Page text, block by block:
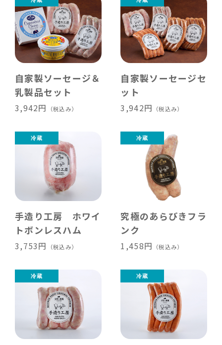
自家製ソーセージ＆
乳製品セット
3,942円 （税込み）
自家製ソーセージセ
ット
3,942円 （税込み）
手造り工房 ホワイ
トボンレスハム
3,753円 （税込み）
究極のあらびきフラ
ンク
1,458円 （税込み）